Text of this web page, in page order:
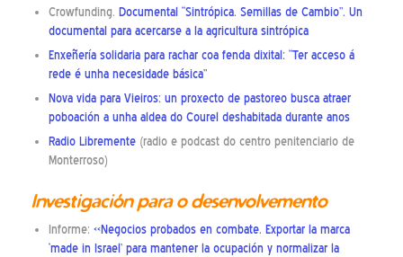
Crowfunding. Documental “Sintrópica. Semillas de Cambio”. Un
documental para acercarse a la agricultura sintrópica
Enxeñería solidaria para rachar coa fenda dixital: “Ter acceso á
rede é unha necesidade básica”
Nova vida para Vieiros: un proxecto de pastoreo busca atraer
poboación a unha aldea do Courel deshabitada durante anos
Radio Libremente(radio e podcast do centro penitenciario de
Monterroso)
Investigación para o desenvolvemento
Informe: «Negocios probados en combate. Exportar la marca
‘made in Israel’ para mantener la ocupación y normalizar la